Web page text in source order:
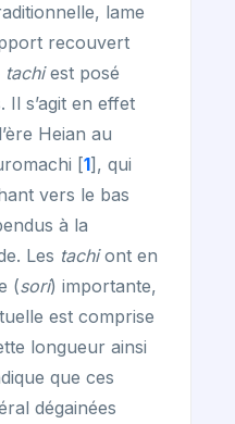
lame
recouvert
tachiest posé
s’agit en effet
Heian au
[1] , qui
vers le bas
à la
Les tachiont en
(sori) importante,
est comprise
longueur ainsi
que ces
dégainées